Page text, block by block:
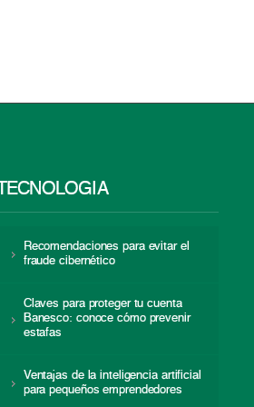
TECNOLOGÍA
Recomendaciones para evitar el
fraude cibernético
Claves para proteger tu cuenta
Banesco: conoce cómo prevenir
estafas
Ventajas de la inteligencia artificial
para pequeños emprendedores